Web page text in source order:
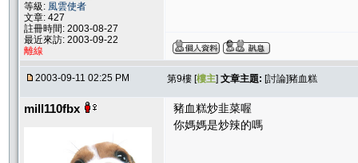
等級: 風雲使者
文章: 427
註冊時間: 2003-08-27
最近來訪: 2003-09-22
離線
2003-09-11 02:25 PM 第9樓 [樓主] 文章主題: [討論]豬血糕
mill110fbx
豬血糕炒韭菜喔
你媽媽是炒辣的嗎